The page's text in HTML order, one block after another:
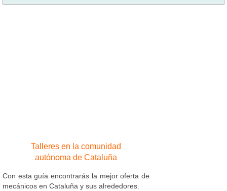
Talleres en la comunidad
autónoma de Cataluña
Con esta guía encontrarás la mejor oferta de
mecánicos en Cataluña y sus alrededores.